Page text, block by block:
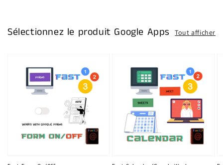
Sélectionnez le produit Google Apps Tout afficher